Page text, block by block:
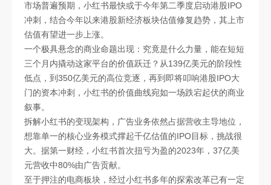
市场普遍预期，小红书最快或于今年第二季度启动港股IPO
冲刺，结合今年以来港股新经济板块估值修复趋势，其上市
估值有望进一步上涨。
一个极具悬念的商业命题出现：究竟是什么力量，能在短短
三个月内撬动这家平台的价值跃迁？从139亿美元的阶段性
低点，到350亿美元的高位竞逐，再到即将叩响港股IPO大
门的资本冲刺，小红书的价值曲线宛如一场跌宕起伏的商业
叙事。
拆解小红书的变现架构，广告业务依然占据营收主导地位，
想靠单一的核心业务模式撑起千亿估值的IPO目标，挑战很
大。据第一财经，小红书首次扭亏为盈的2023年，37亿美
元营收中80%由广告贡献。
至于押注的电商板块，经过小红书多年的探索改革已有一定